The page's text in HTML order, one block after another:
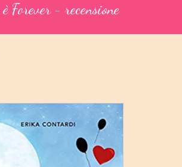
Forever - recensione